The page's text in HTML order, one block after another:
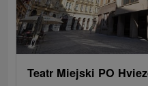
Teatr Miejski PO